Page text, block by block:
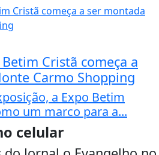
Cristã começa a
Carmo Shopping
a Expo Betim
um marco para a...
celular